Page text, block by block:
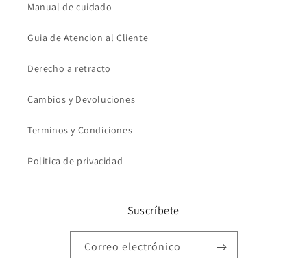
Manual de cuidado
Guia de Atencion al Cliente
Derecho a retracto
Cambios y Devoluciones
Terminos y Condiciones
Politica de privacidad
Suscríbete
Correo electrónico